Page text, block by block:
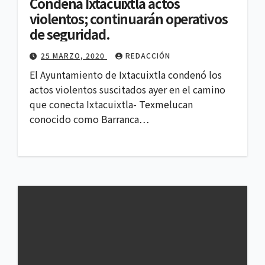
violentos; continuarán operativos
de seguridad.
25 MARZO, 2020 REDACCIÓN
El Ayuntamiento de Ixtacuixtla condenó los
actos violentos suscitados ayer en el camino
que conecta Ixtacuixtla- Texmelucan
conocido como Barranca…